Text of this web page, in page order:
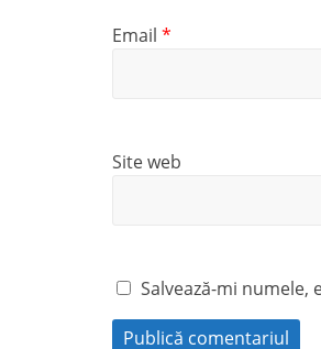
Email *
Site web
Salvează-mi